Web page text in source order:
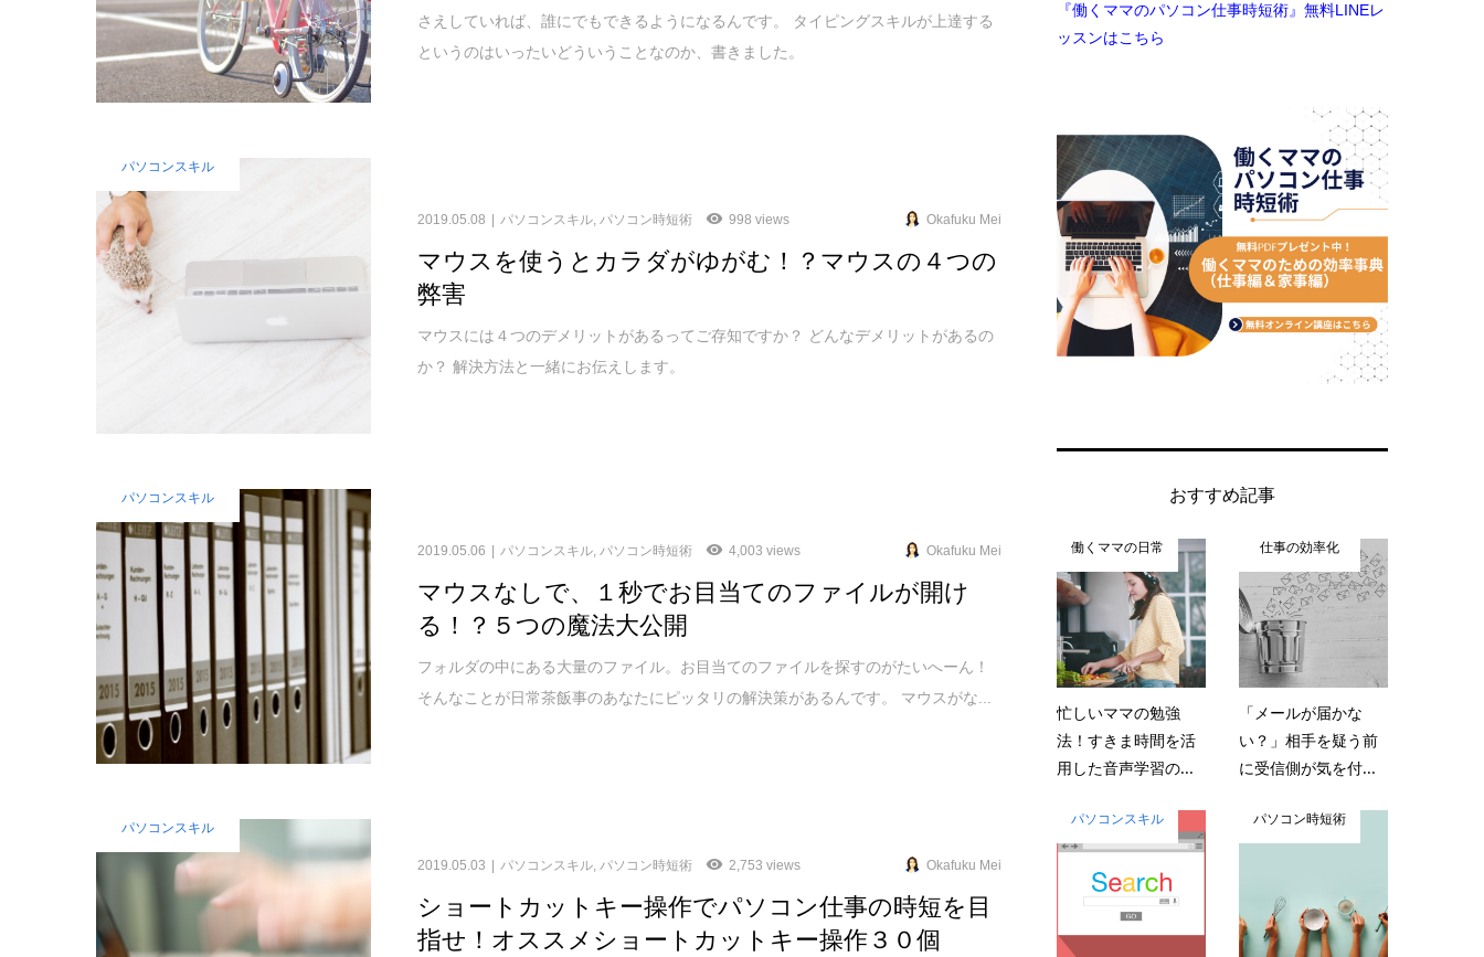
さえしていれば、誰にでもできるようになるんです。 タイピングスキルが上達する
というのはいったいどういうことなのか、書きました。
パソコンスキル
2019.05.08 パソコンスキル,パソコン時短術 998 views Okafuku Mei
マウスを使うとカラダがゆがむ！？マウスの４つの
弊害
マウスには４つのデメリットがあるってご存知ですか？ どんなデメリットがあるの
か？ 解決方法と一緒にお伝えします。
パソコンスキル
2019.05.06 パソコンスキル パソコン時短術 4,003 views Okafuku Mei
マウスなしで、１秒でお目当てのファイルが開け
る！？５つの魔法大公開
フォルダの中にある大量のファイル。お目当てのファイルを探すのがたいへーん！
そんなことが日常茶飯事のあなたにピッタリの解決策があるんです。 マウスがな...
パソコンスキル
2019.05.03 パソコンスキル,パソコン時短術 2,753 views Okafuku Mei
ショートカットキー操作でパソコン仕事の時短を目
指せ！オススメショートカットキー操作３０個
『働くママのパソコン仕事時短術』無料LINEレ
ッスンはこちら
おすすめ記事
働くママの日常
忙しいママの勉強
法！すきま時間を活
用した音声学習の...
仕事の効率化
「メールが届かな
い？」相手を疑う前
に受信側が気を付...
パソコンスキル パソコン時短術